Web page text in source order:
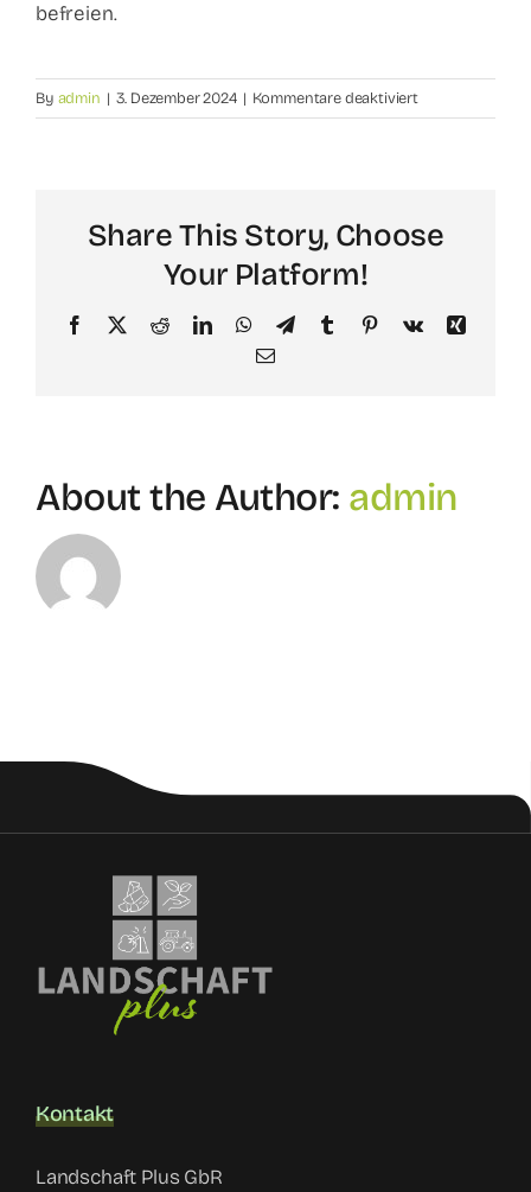
befreien.
By admin | 3. Dezember 2024 | Kommentare deaktiviertfür
Könnt
frei
Share This Story, Choose
Your Platform!
Facebook
X RedditLinkedInWhatsApp
TelegramTumblr PinterestVk
Xing
Email
About the Author: admin
Kontakt
Landschaft Plus GbR